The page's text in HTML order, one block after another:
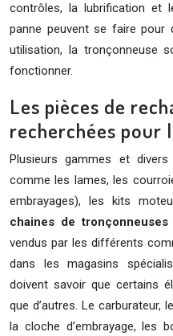
contrôles, la lubrification et
panne peuvent se faire pour
utilisation, la tronçonneuse
fonctionner.
Les pièces de
recherchées pour
Plusieurs gammes et
comme les lames, les
embrayages), les kits
chaines de tronçonneuses
vendus par les différents
dans les magasins
doivent savoir que certains
que d’autres. Le carburateur,
la cloche d’embrayage, les